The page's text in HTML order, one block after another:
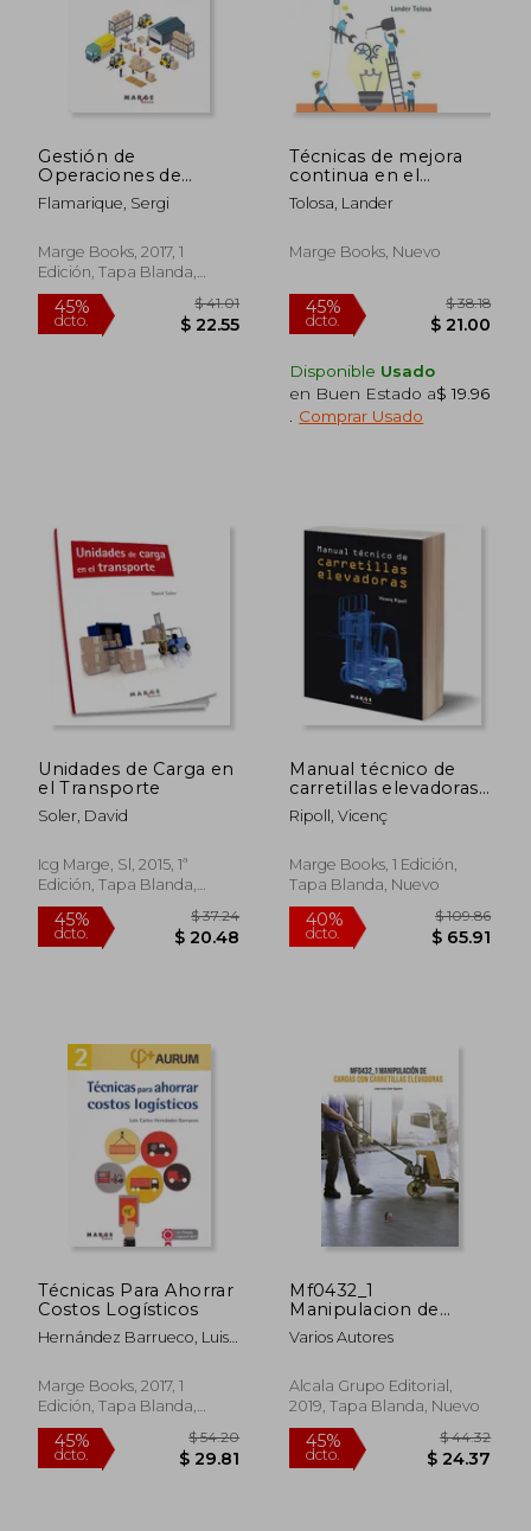
Gestión de
Operaciones de
Almacenaje
Flamarique, Sergi
Marge Books, 2017, 1
Edición, Tapa Blanda,
Nuevo
Técnicas de mejora
continua en el
transporte (Biblioteca
de logística) (Spanish
Tolosa, Lander
Marge Books, Nuevo
Disponible Usado
en Buen Estado a$ 19.96
Comprar Usado
Unidades de Carga en
el Transporte
Soler, David
Icg Marge, Sl, 2015, 1ª
Edición, Tapa Blanda,
Nuevo
Manual técnico de
carretillas elevadoras:
2 (GESTIONA)
Ripoll, Vicenç
Marge Books, 1 Edición,
Tapa Blanda, Nuevo
40%
dcto.
Técnicas Para Ahorrar
Costos Logísticos
Hernández Barrueco, Luis
Marge Books, 2017, 1
Edición, Tapa Blanda,
Nuevo
Mf0432_1
Manipulacion de
Cargas con Carretillas
Elevadoras
Varios Autores
Alcala Grupo Editorial,
2019, Tapa Blanda, Nuevo